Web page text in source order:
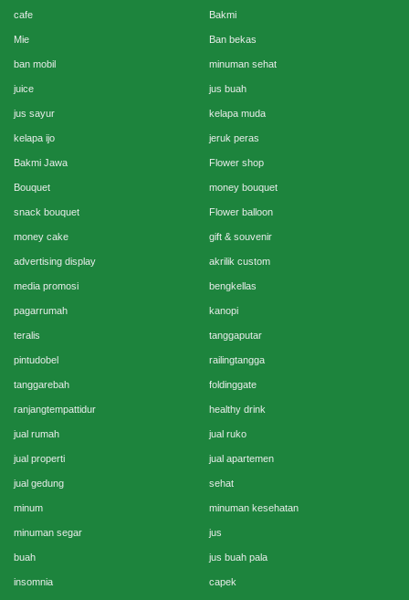
cafe Bakmi
Mie Ban bekas
ban mobil minuman sehat
juice jus buah
jus sayur kelapa muda
kelapa ijo jeruk peras
Bakmi Jawa Flower shop
Bouquet money bouquet
snack bouquet Flower balloon
money cake gift & souvenir
advertising display akrilik custom
media promosi bengkellas
pagarrumah kanopi
teralis tanggaputar
pintudobel railingtangga
tanggarebah foldinggate
ranjangtempattidur healthy drink
jual rumah jual ruko
jual properti jual apartemen
jual gedung sehat
minum minuman kesehatan
minuman segar jus
buah jus buah pala
insomnia capek